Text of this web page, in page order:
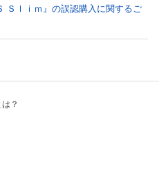
Ｓｌｉｍ』の誤認購入に関するご
？